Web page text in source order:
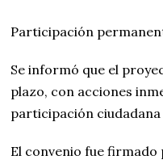
Participación
Se informó que el
plazo, con acciones
participación
El convenio fue